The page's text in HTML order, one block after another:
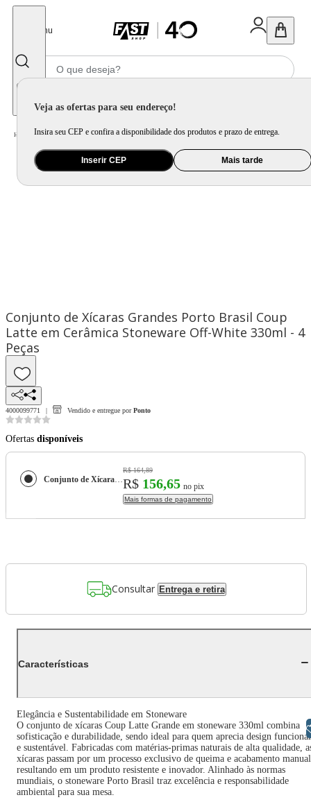
Menu
Veja as ofertas para seu endereço!
Insira seu CEP e confira a disponibilidade dos produtos e prazo de entrega.
Inserir CEP Mais tarde
Home Utilidade Doméstica Mesa / Jogo de Xícara e Xícara Avulsa
Conjunto de Xícaras Grandes Porto Brasil Coup
Latte em Cerâmica Stoneware Off-White 330ml - 4
Peças
4000099771 Vendido e entregue por Ponto
Ofertas disponíveis
Conjunto de Xícaras Grandes Porto Brasil Coup Latte em Cerâmica Stoneware Off-White 330ml - 4 Peças
R$ 164,89
R$ 156,65 no pix
Mais formas de pagamento
Consultar Entrega e retira
Características
Elegância e Sustentabilidade em Stoneware
O conjunto de xícaras Coup Latte Grande em stoneware 330ml combina
sofisticação e durabilidade, sendo ideal para quem aprecia design funcional
e sustentável. Fabricadas com matérias-primas naturais de alta qualidade,
xícaras passam por um processo exclusivo de queima e acabamento
resultando em um produto resistente e inovador. Alinhado às normas
mundiais, o stoneware Porto Brasil traz excelência e responsabilidade
ambiental para sua mesa.
Libras